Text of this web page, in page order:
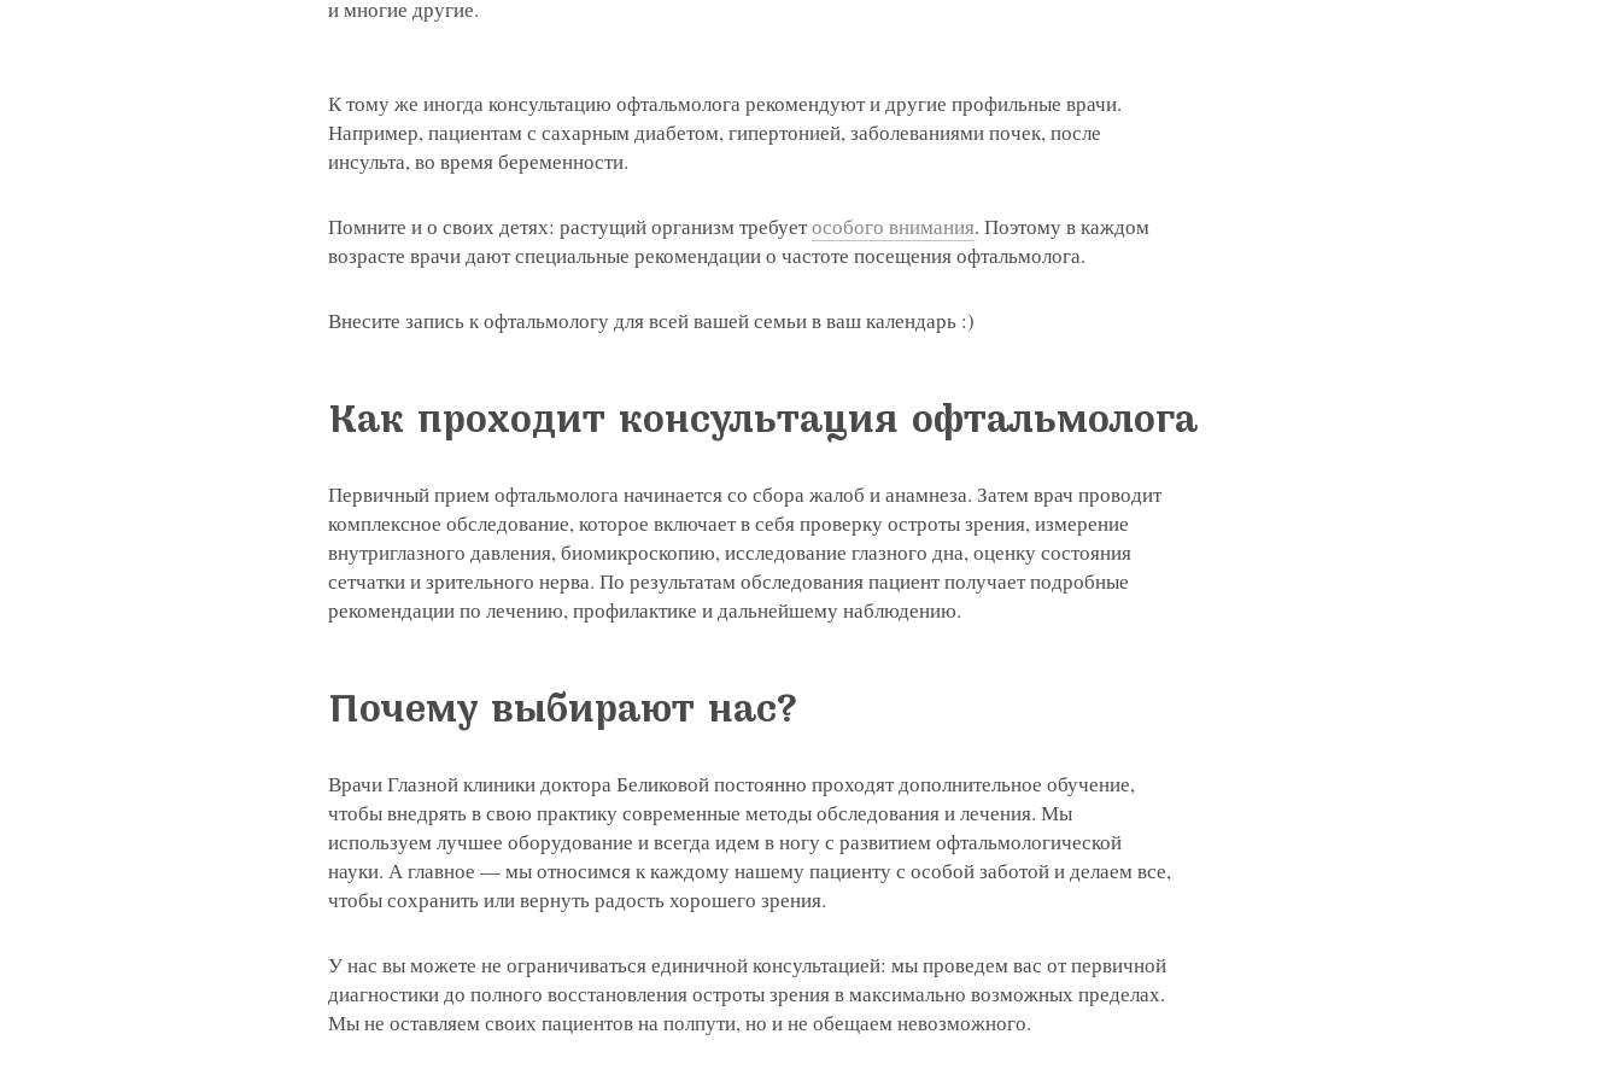
и многие другие.
К тому же иногда консультацию офтальмолога рекомендуют и другие профильные врачи.
Например, пациентам с сахарным диабетом, гипертонией, заболеваниями почек, после
инсульта, во время беременности.
Помните и о своих детях: растущий организм требуетособого внимания. Поэтому в каждом
возрасте врачи дают специальные рекомендации о частоте посещения офтальмолога.
Внесите запись к офтальмологу для всей вашей семьи в ваш календарь :)
Как проходит консультация офтальмолога
Первичный прием офтальмолога начинается со сбора жалоб и анамнеза. Затем врач проводит
комплексное обследование, которое включает в себя проверку остроты зрения, измерение
внутриглазного давления, биомикроскопию, исследование глазного дна, оценку состояния
сетчатки и зрительного нерва. По результатам обследования пациент получает подробные
рекомендации по лечению, профилактике и дальнейшему наблюдению.
Почему выбирают нас?
Врачи Глазной клиники доктора Беликовой постоянно проходят дополнительное обучение,
чтобы внедрять в свою практику современные методы обследования и лечения. Мы
используем лучшее оборудование и всегда идем в ногу с развитием офтальмологической
науки. А главное — мы относимся к каждому нашему пациенту с особой заботой и делаем все,
чтобы сохранить или вернуть радость хорошего зрения.
У нас вы можете не ограничиваться единичной консультацией: мы проведем вас от первичной
диагностики до полного восстановления остроты зрения в максимально возможных пределах.
Мы не оставляем своих пациентов на полпути, но и не обещаем невозможного.